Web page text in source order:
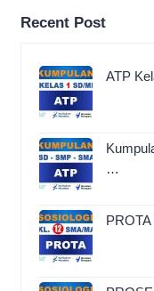
Recent Post
ATP
…